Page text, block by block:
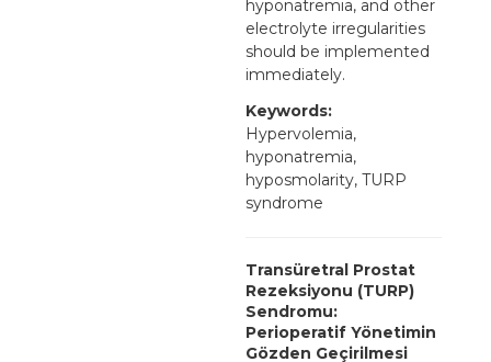
hyponatremia, and other
electrolyte irregularities
should be implemented
immediately.
Keywords:
Hypervolemia,
hyponatremia,
hyposmolarity, TURP
syndrome
Transüretral Prostat
Rezeksiyonu (TURP)
Sendromu:
Perioperatif Yönetimin
Gözden Geçirilmesi